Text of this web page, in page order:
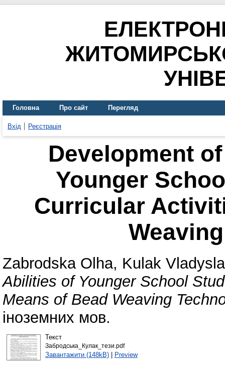
Головна Про сайт Перегляд
Вхід Реєстрація
Development
Younger
Curricular
Zabrodska Olha, Kulak
Abilities of Younger School
Means of Bead Weaving
іноземних мов.
Текст
Забродська_Кулак_тези.pdf
Завантажити (148kB)| Preview